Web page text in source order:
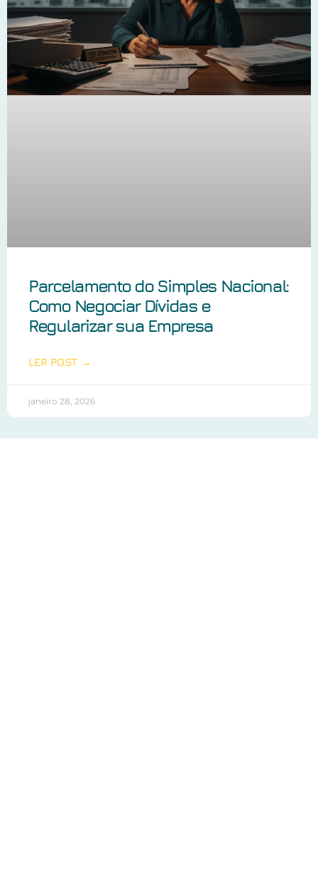
Parcelamento do Simples Nacional:
Como Negociar Dívidas e
Regularizar sua Empresa
LER POST →
janeiro 28, 2026